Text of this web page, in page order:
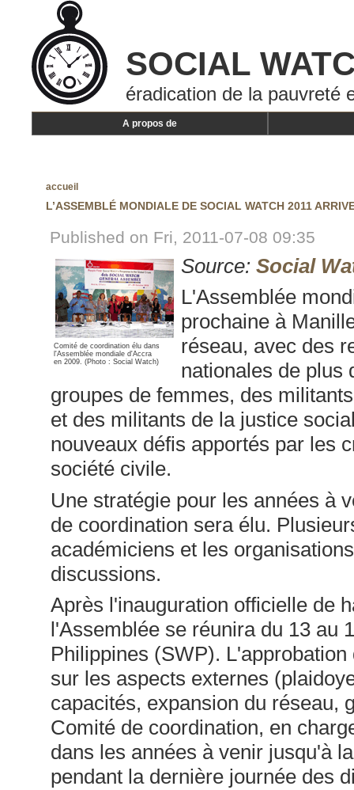
SOCIAL
éradication de la pauvreté
A propos de
accueil
L’ASSEMBLÉ MONDIALE DE SOCIAL WATCH 2011
Published on Fri, 2011-07-08 09:35
Comité de coordination élu dans
l'Assemblée mondiale d'Accra
en 2009. (Photo : Social Watch)
Source: Social
L'Assemblée
prochaine à
réseau, avec des
nationales de plus
groupes de femmes, des
et des militants de la justice
nouveaux défis apportés par les
société civile.
Une stratégie pour les années à
de coordination sera élu.
académiciens et les
discussions.
Après l'inauguration officielle de
l'Assemblée se réunira du 13 au
Philippines (SWP).
sur les aspects externes
capacités, expansion du réseau,
Comité de coordination, en
dans les années à venir jusqu'à
pendant la dernière journée des